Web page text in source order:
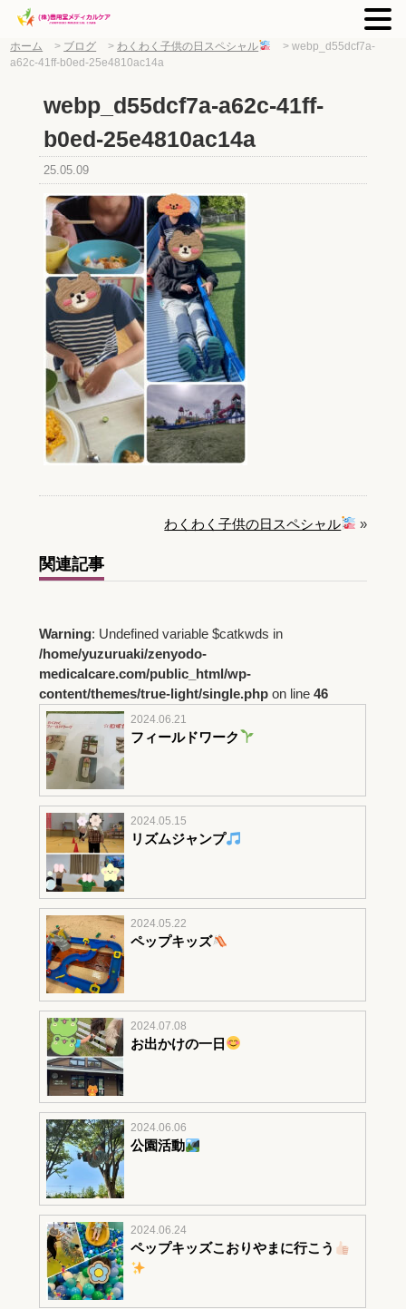
ホーム > ブログ >わくわく子供の日スペシャル > webp_d55dcf7a-
a62c-41ff-b0ed-25e4810ac14a
webp_d55dcf7a-a62c-41ff-
b0ed-25e4810ac14a
25.05.09
わくわく子供の日スペシャル »
関連記事
Warning: Undefined variable $catkwds in
/home/yuzuruaki/zenyodo-
medicalcare.com/public_html/wp-
content/themes/true-light/single.phpon line 46
2024.06.21
フィールドワーク
2024.05.15
リズムジャンプ
2024.05.22
ペップキッズ
2024.07.08
お出かけの一日
2024.06.06
公園活動
2024.06.24
ペップキッズこおりやまに行こう